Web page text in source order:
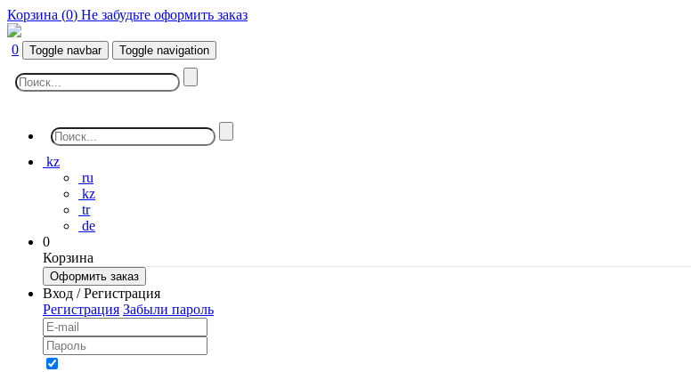
Корзина (0) Не забудьте оформить заказ
0 Toggle navbar Toggle navigation
kz
ru
kz
tr
de
0
Корзина
Оформить заказ
Вход / Регистрация
Регистрация Забыли пароль